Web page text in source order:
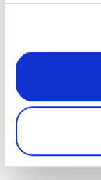
Kleur: Chroom
Materiaal:
Soort
Diameter
Type
Montagewijze: